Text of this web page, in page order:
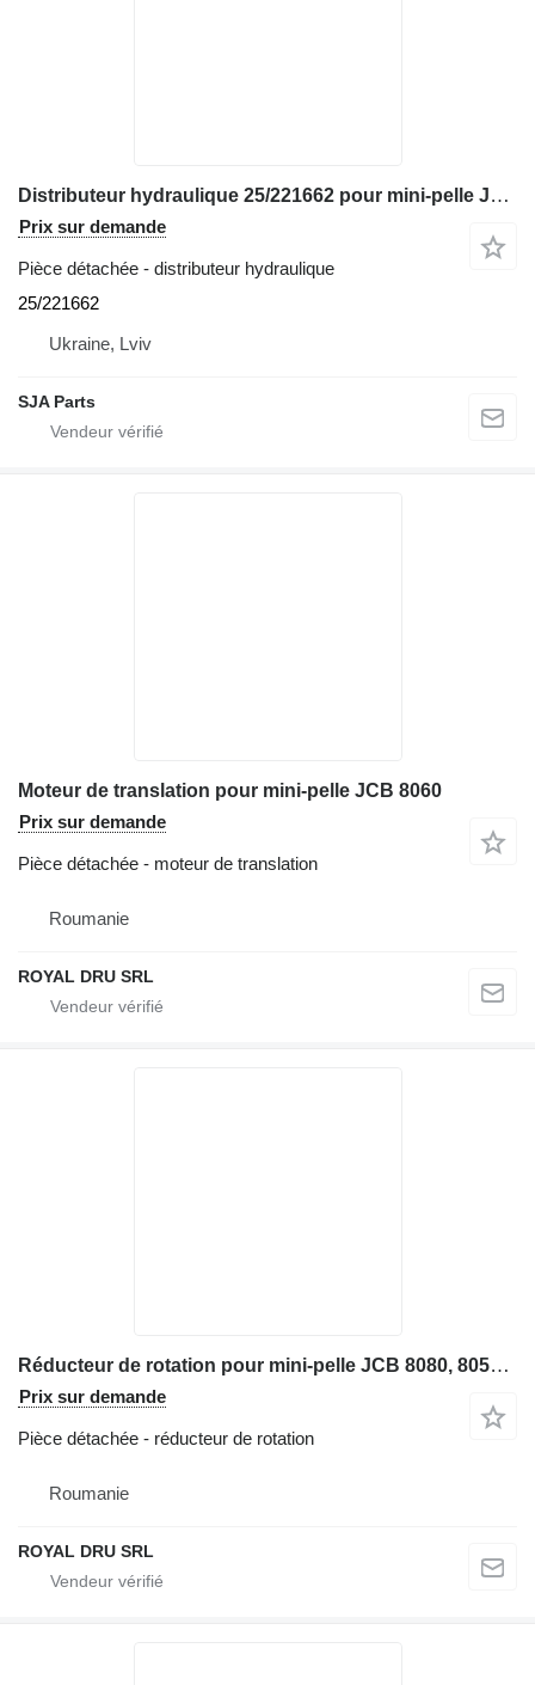
Distributeur hydraulique 25/221662 pour mini-pelle JCB 8060
Prix sur demande
Pièce détachée - distributeur hydraulique
25/221662
Ukraine, Lviv
SJA Parts
Moteur de translation pour mini-pelle JCB 8060
Prix sur demande
Pièce détachée - moteur de translation
Roumanie
ROYAL DRU SRL
Réducteur de rotation pour mini-pelle JCB 8080, 8050, 803, 8015, 8060
Prix sur demande
Pièce détachée - réducteur de rotation
Roumanie
ROYAL DRU SRL